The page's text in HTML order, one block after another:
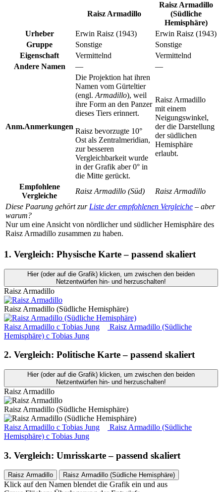
Raisz Armadillo
Raisz Armadillo
(Südliche
Hemisphäre)
Urheber
Erwin Raisz (1943)
Erwin Raisz (1943)
Gruppe
Sonstige
Sonstige
Eigenschaft
Vermittelnd
Vermittelnd
Andere Namen
— —
Anm.Anmerkungen
Die Projektion hat ihren
Namen vom Gürteltier
(engl. Armadillo), weil
ihre Form an den Panzer
dieses Tiers erinnert.
Raisz bevorzugte 10°
Ost als Zentralmeridian,
zur besseren
Vergleichbarkeit wurde
in der Grafik aber 0° in
die Mitte gerückt.
Raisz Armadillo
mit einem
Neigungswinkel,
der die Darstellung
der südlichen
Hemisphäre
erlaubt.
Empfohlene
Vergleiche
Raisz Armadillo (Süd)
Raisz Armadillo
Diese Paarung gehört zur Liste der empfohlenen Vergleiche – aber
warum?
Nur um eine Ansicht von nördlicher und südlicher Hemisphäre des
Raisz Armadillo zusammen zu haben.
1. Vergleich: Physische Karte – passend skaliert
Hier (oder auf die Grafik) klicken, um zwischen den beiden
Netzentwürfen hin- und herzuschalten!
Raisz Armadillo
Raisz Armadillo (Südliche Hemisphäre)
Raisz Armadillo c Tobias Jung
Raisz Armadillo (Südliche
Hemisphäre) c Tobias Jung
2. Vergleich: Politische Karte – passend skaliert
Hier (oder auf die Grafik) klicken, um zwischen den beiden
Netzentwürfen hin- und herzuschalten!
Raisz Armadillo
Raisz Armadillo (Südliche Hemisphäre)
Raisz Armadillo c Tobias Jung
Raisz Armadillo (Südliche
Hemisphäre) c Tobias Jung
3. Vergleich: Umrisskarte – passend skaliert
Raisz Armadillo Raisz Armadillo (Südliche Hemisphäre)
Klick auf den Namen blendet die Grafik ein und aus